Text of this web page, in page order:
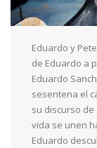
Eduardo y
de Eduardo a
Eduardo
sesentena el
su discurso
vida se unen
Eduardo